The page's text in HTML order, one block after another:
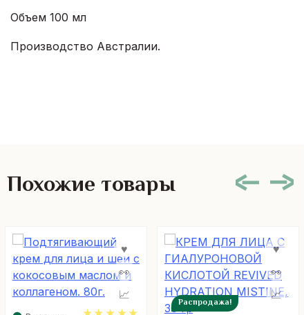
Объем 100 мл
Производство Австралии.
Похожие товары
Распродажа!